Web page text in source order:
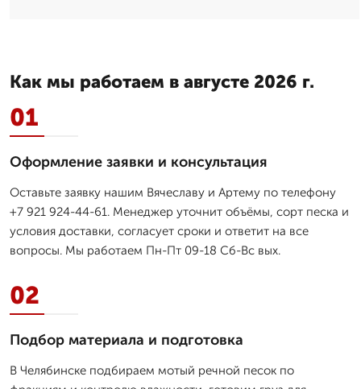
Как мы работаем в августе 2026 г.
01
Оформление заявки и консультация
Оставьте заявку нашим Вячеславу и Артему по телефону
+7 921 924-44-61. Менеджер уточнит объёмы, сорт песка и
условия доставки, согласует сроки и ответит на все
вопросы. Мы работаем Пн-Пт 09-18 Сб-Вс вых.
02
Подбор материала и подготовка
В Челябинске подбираем мотый речной песок по